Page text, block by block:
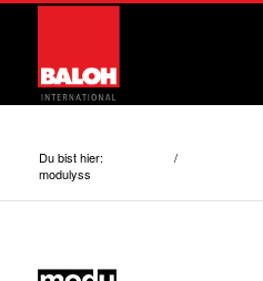
Du bist hier: /
modulyss